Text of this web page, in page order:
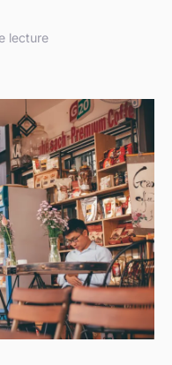
lecture